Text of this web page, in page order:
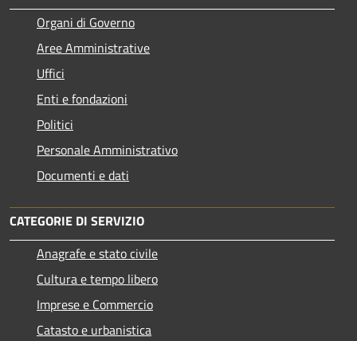
Organi di Governo
Aree Amministrative
Uffici
Enti e fondazioni
Politici
Personale Amministrativo
Documenti e dati
CATEGORIE DI SERVIZIO
Anagrafe e stato civile
Cultura e tempo libero
Imprese e Commercio
Catasto e urbanistica